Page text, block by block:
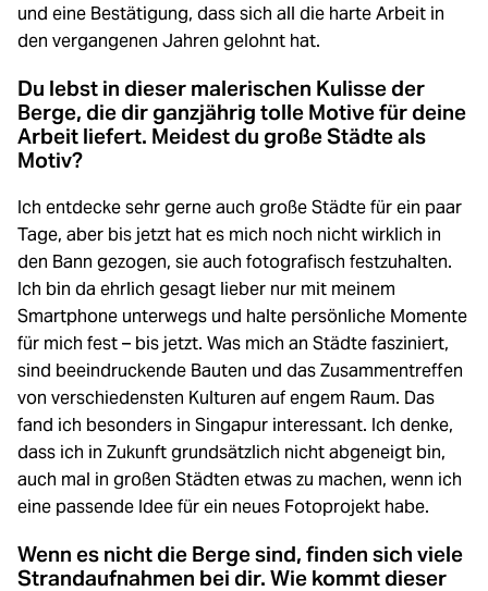
und eine Bestätigung, dass sich all die harte Arbeit in
den vergangenen Jahren gelohnt hat.
Du lebst in dieser malerischen Kulisse der
Berge, die dir ganzjährig tolle Motive für deine
Arbeit liefert. Meidest du große Städte als
Motiv?
Ich entdecke sehr gerne auch große Städte für ein paar
Tage, aber bis jetzt hat es mich noch nicht wirklich in
den Bann gezogen, sie auch fotografisch festzuhalten.
Ich bin da ehrlich gesagt lieber nur mit meinem
Smartphone unterwegs und halte persönliche Momente
für mich fest – bis jetzt. Was mich an Städte fasziniert,
sind beeindruckende Bauten und das Zusammentreffen
von verschiedensten Kulturen auf engem Raum. Das
fand ich besonders in Singapur interessant. Ich denke,
dass ich in Zukunft grundsätzlich nicht abgeneigt bin,
auch mal in großen Städten etwas zu machen, wenn ich
eine passende Idee für ein neues Fotoprojekt habe.
Wenn es nicht die Berge sind, finden sich viele
Strandaufnahmen bei dir. Wie kommt dieser